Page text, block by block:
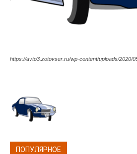
https://avto3.zotovser.ru/wp-content/uploads/2020/
ПОПУЛЯРНОЕ